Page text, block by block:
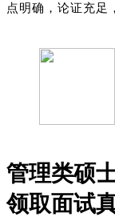
点明确，论证充足
管理类硕
领取面试